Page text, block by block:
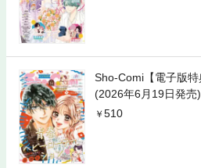
Sho-Comi【電子版
(2026年6月19日発売)
510